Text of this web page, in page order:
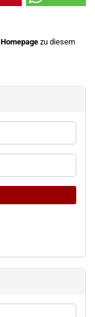
Homepage zu diesem